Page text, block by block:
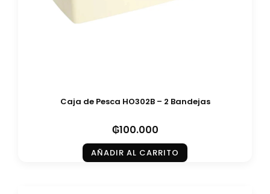
Caja de Pesca HO302B – 2 Bandejas
₲100.000
AÑADIR AL CARRITO